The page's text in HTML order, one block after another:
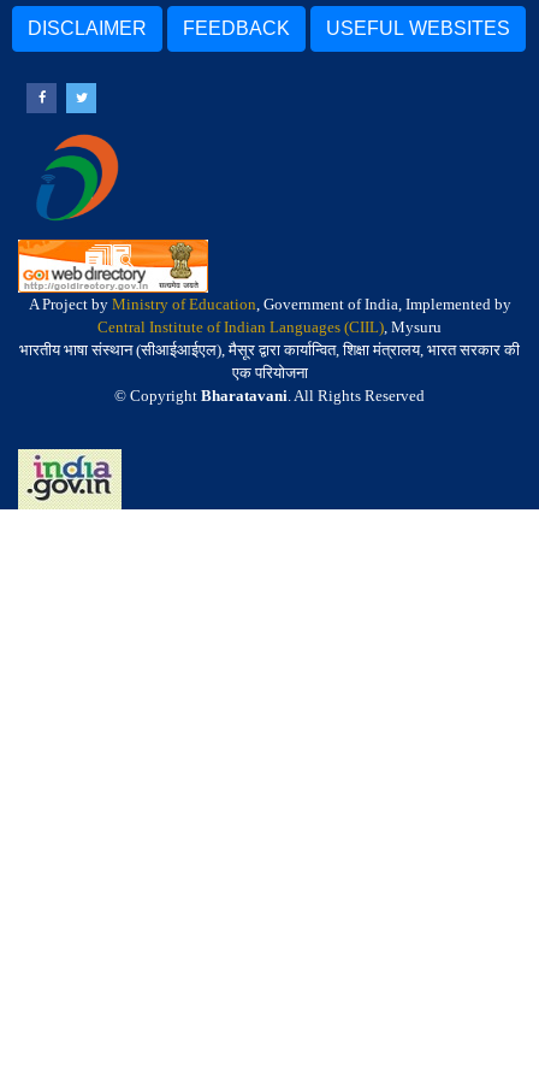
DISCLAIMER FEEDBACK USEFUL WEBSITES
A Project by Ministry of Education, Government of India, Implemented by
Central Institute of Indian Languages (CIIL), Mysuru
भारतीय भाषा संस्थान (सीआईआईएल), मैसूर द्वारा कार्यान्वित, शिक्षा मंत्रालय, भारत सरकार की
एक परियोजना
© Copyright Bharatavani. All Rights Reserved